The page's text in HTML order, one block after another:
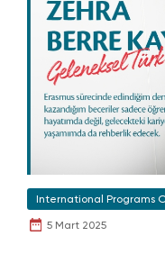
International Programs
5 Mart 2025